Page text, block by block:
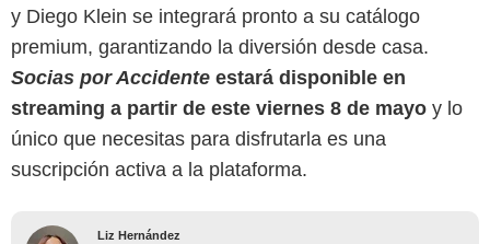
y Diego Klein se integrará pronto a su catálogo
premium, garantizando la diversión desde casa.
Socias por Accidente estará disponible en
streaming a partir de este viernes 8 de mayo y lo
único que necesitas para disfrutarla es una
suscripción activa a la plataforma.
Liz Hernández